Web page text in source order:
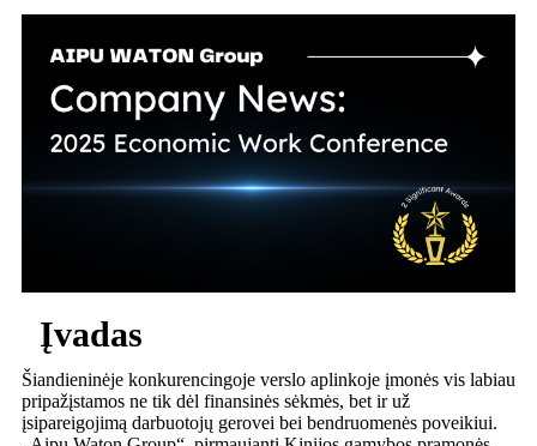
Įvadas
Šiandieninėje konkurencingoje verslo aplinkoje įmonės vis labiau
pripažįstamos ne tik dėl finansinės sėkmės, bet ir už
įsipareigojimą darbuotojų gerovei bei bendruomenės poveikiui.